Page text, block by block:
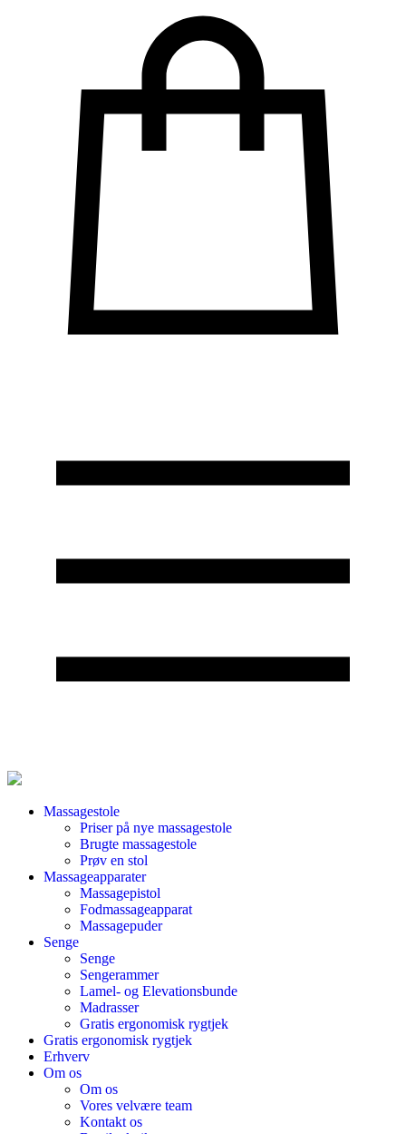
Massagestole
Priser på nye massagestole
Brugte massagestole
Prøv en stol
Massageapparater
Massagepistol
Fodmassageapparat
Massagepuder
Senge
Senge
Sengerammer
Lamel- og Elevationsbunde
Madrasser
Gratis ergonomisk rygtjek
Gratis ergonomisk rygtjek
Erhverv
Om os
Om os
Vores velvære team
Kontakt os